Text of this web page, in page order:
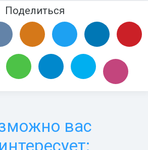
Поделиться
вас